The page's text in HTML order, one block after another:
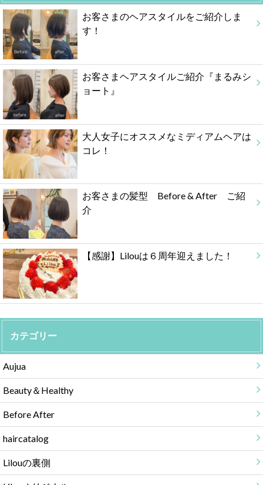
お客さまのヘアスタイルをご紹介しま
す！
お客さまヘアスタイルご紹介『まるみシ
ョート』
大人女子にオススメなミディアムヘアは
コレ！
お客さまの髪型 Before & After ご紹
介
【感謝】Lilouは６周年迎えました！
カテゴリー
Aujua
Beauty＆Healthy
Before After
haircatalog
Lilouの裏側